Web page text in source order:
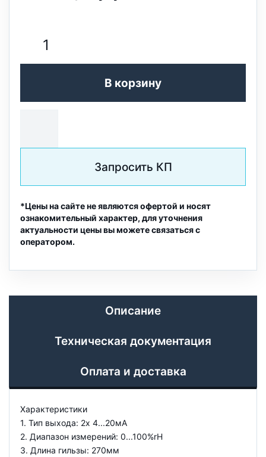
В корзину
Запросить КП
*Цены на сайте не являются офертой и носят
ознакомительный характер, для уточнения
актуальности цены вы можете связаться с
оператором.
Описание
Техническая документация
Оплата и доставка
Характеристики
1. Тип выхода: 2x 4...20мА
2. Диапазон измерений: 0...100%rH
3. Длина гильзы: 270мм